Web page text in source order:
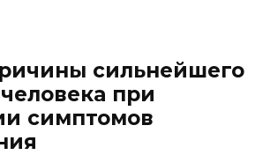
сильнейшего
при
симптомов